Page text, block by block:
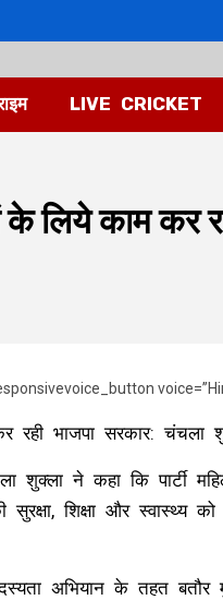
LIVE CRICKET
के लिये काम कर
रही भाजपा सरकार: चंचला
शुक्ला ने कहा कि
शिक्षा और स्वास्थ्य
अभियान के तहत बतौर